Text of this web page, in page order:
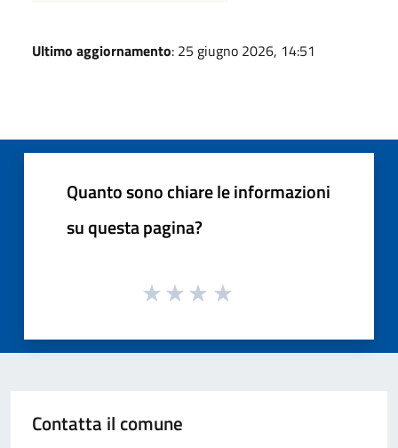
Ultimo aggiornamento: 25 giugno 2026, 14:51
Quanto sono chiare le informazioni
su questa pagina?
Contatta il comune